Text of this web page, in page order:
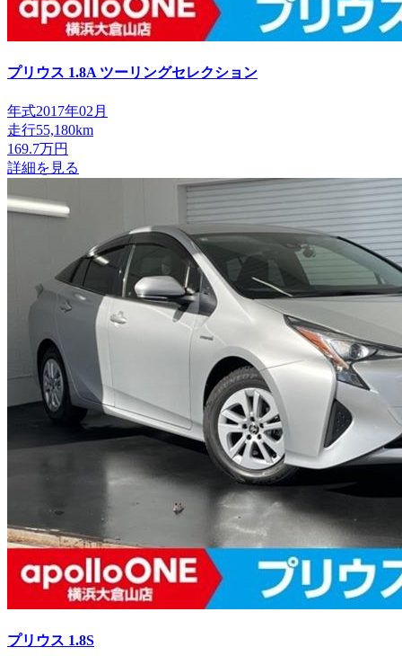
プリウス 1.8A ツーリングセレクション
年式2017年02月
走行55,180km
169.7万円
詳細を見る
プリウス 1.8S